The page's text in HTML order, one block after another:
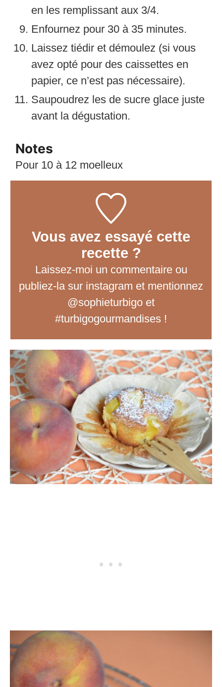
en les remplissant aux 3/4.
Enfournez pour 30 à 35 minutes.
Laissez tiédir et démoulez (si vous
avez opté pour des caissettes en
papier, ce n’est pas nécessaire).
Saupoudrez les de sucre glace juste
avant la dégustation.
Notes
Pour 10 à 12 moelleux
Vous avez essayé cette
recette ?
Laissez-moi un commentaireou
publiez-la sur instagram et mentionnez
@sophieturbigo et
#turbigogourmandises !